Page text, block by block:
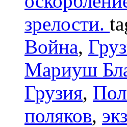
зрелости.
Война,
Мариуш
Грузия,
поляков,